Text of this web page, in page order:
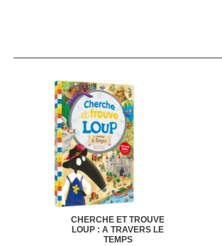
CHERCHE ET TROUVE
LOUP : A TRAVERS LE
TEMPS